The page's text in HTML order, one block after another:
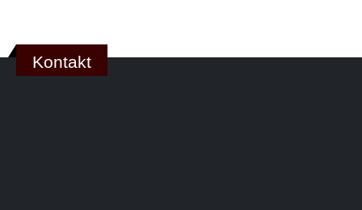
Kontakt